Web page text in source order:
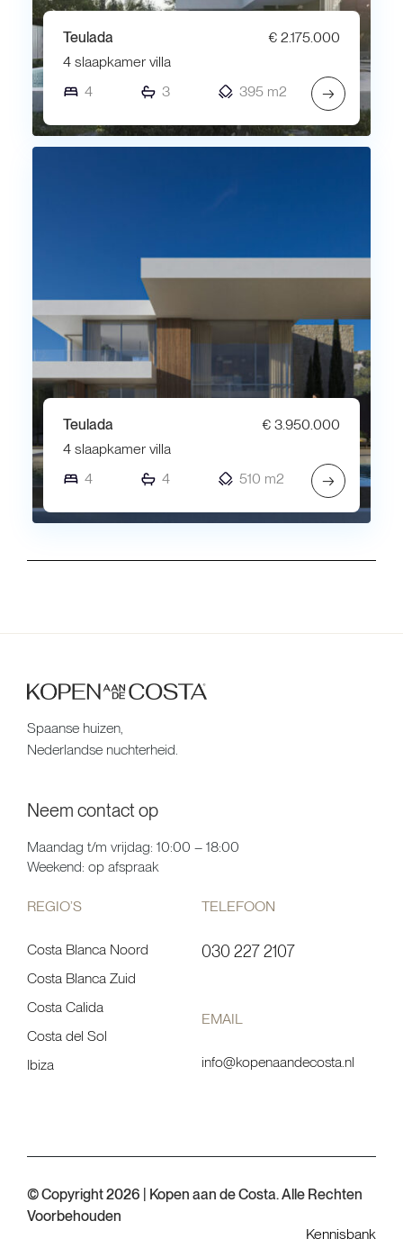
Teulada
€ 2.175.000
4 slaapkamer villa
4
3 395 m2 →
Teulada
€ 3.950.000
4 slaapkamer villa
4
4 510 m2 →
Spaanse huizen,
Nederlandse nuchterheid.
Neem contact op
Maandag t/m vrijdag: 10:00 – 18:00
Weekend: op afspraak
REGIO’S
Costa Blanca Noord
Costa Blanca Zuid
Costa Calida
Costa del Sol
Ibiza
TELEFOON
030 227 2107
EMAIL
info@kopenaandecosta.nl
© Copyright 2026 | Kopen aan de Costa. Alle Rechten
Voorbehouden
Kennisbank